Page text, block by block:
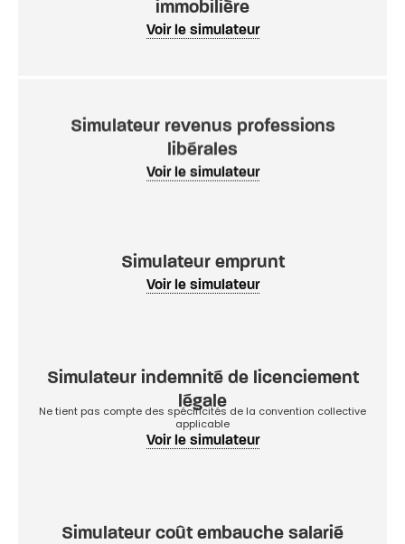
immobilière
Voir le simulateur
Simulateur revenus professions
libérales
Voir le simulateur
Simulateur emprunt
Voir le simulateur
Simulateur indemnité de licenciement
légale
Ne tient pas compte des spécificités de la convention collective
applicable
Voir le simulateur
Simulateur coût embauche salarié